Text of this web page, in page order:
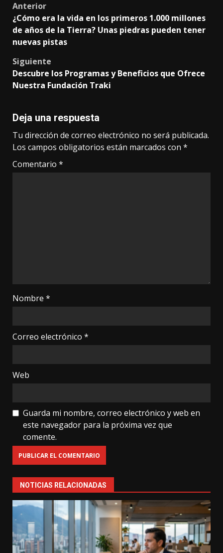
Post
navigation
Anterior
¿Cómo era la vida en los primeros 1.000 millones
de años de la Tierra? Unas piedras pueden tener
nuevas pistas
Siguiente
Descubre los Programas y Beneficios que Ofrece
Nuestra Fundación Traki
Deja una respuesta
Tu dirección de correo electrónico no será publicada.
Los campos obligatorios están marcados con *
Comentario *
Nombre *
Correo electrónico *
Web
Guarda mi nombre, correo electrónico y web en
este navegador para la próxima vez que
comente.
NOTICIAS RELACIONADAS